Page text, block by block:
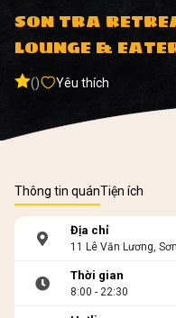
SON TRA
LOUNGE &
() Yêu thích
Thông tin quánTiện ích
Địa chỉ
11 Lê Văn Lương,
Thời gian
8:00 - 22:30